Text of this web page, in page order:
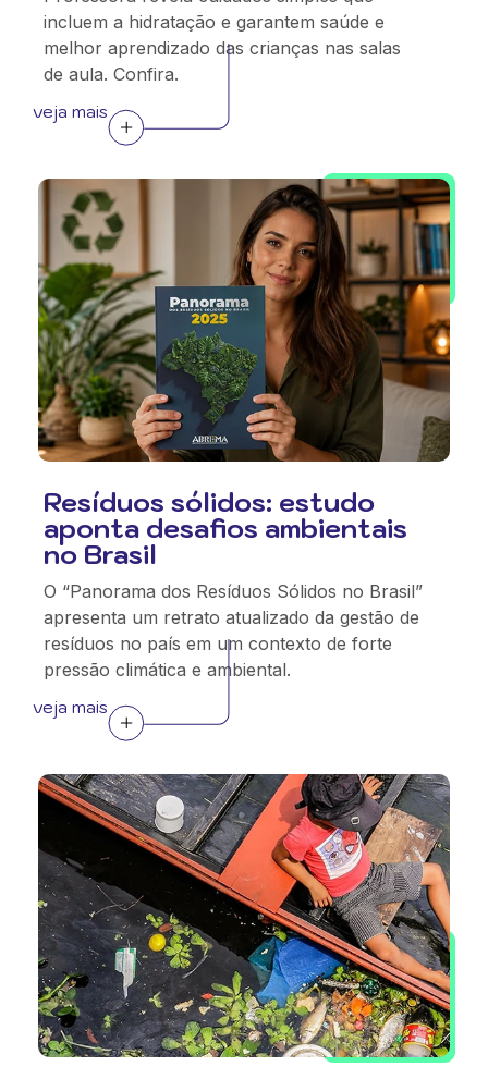
incluem a hidratação e garantem saúde e
melhor aprendizado das crianças nas salas
de aula. Confira.
veja mais
Resíduos sólidos: estudo
aponta desafios ambientais
no Brasil
O “Panorama dos Resíduos Sólidos no Brasil”
apresenta um retrato atualizado da gestão de
resíduos no país em um contexto de forte
pressão climática e ambiental.
veja mais